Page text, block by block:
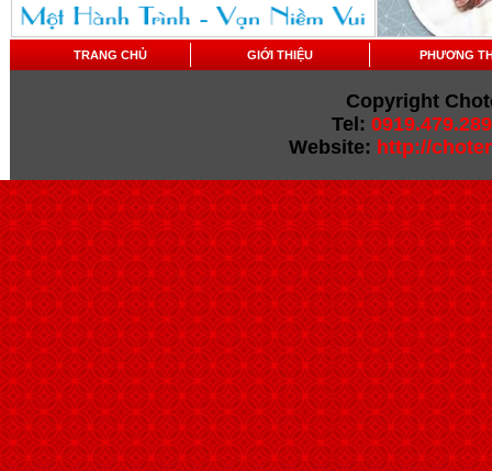
TRANG CHỦ GIỚI THIỆU PHƯƠNG
Copyright
Tel: 0919.479.289
Website: http://